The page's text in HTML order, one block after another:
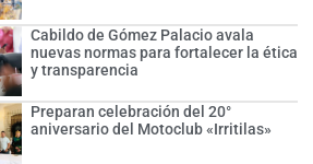
Cabildo de Gómez Palacio avala
nuevas normas para fortalecer la ética
y transparencia
Preparan celebración del 20°
aniversario del Motoclub «Irritilas»